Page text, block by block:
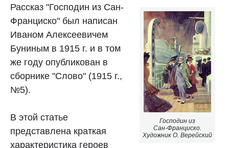
Господин из
Сан-Франциско.
Художник О. Верейский
Рассказ "Господин из Сан-
Франциско" был написан
Иваном Алексеевичем
Буниным в 1915 г. и в том
же году опубликован в
сборнике "Слово" (1915 г.,
№5).
В этой статье
представлена краткая
характеристика героев